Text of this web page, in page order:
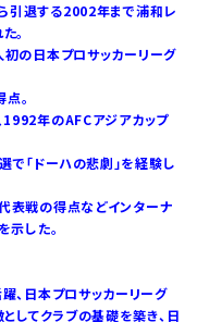
引退する2002年まで浦和レ
。
の日本プロサッカーリーグ
。
年のAFCアジアカップ
「ドーハの悲劇」を経験し
表戦の得点などインターナ
示した。
、日本プロサッカーリーグ
してクラブの基礎を築き、日